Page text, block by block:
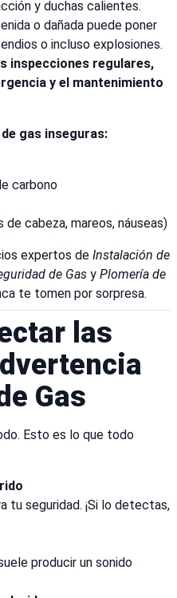
y duchas calientes.
o dañada puede poner
o incluso explosiones.
inspecciones regulares,
y el mantenimiento
gas inseguras:
carbono
cabeza, mareos, náuseas)
expertos de Instalación de
de Gas y Plomería de
te tomen por sorpresa.
las
Gas
Esto es lo que todo
tu seguridad. ¡Si lo detectas,
producir un sonido